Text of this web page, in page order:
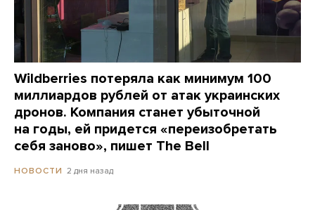
Wildberries потеряла как минимум 100
миллиардов рублей от атак украинских
дронов. Компания станет убыточной
на годы, ей придется «переизобретать
себя заново», пишет The Bell
НОВОСТИ 2 дня назад